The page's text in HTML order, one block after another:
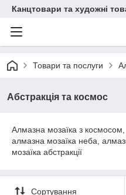
Канцтовари та художні
Товари та послуги
Абстракція та космос
Алмазна мозаїка з космосом,
алмазна мозаїка неба,
мозаїка абстракції
Сортування